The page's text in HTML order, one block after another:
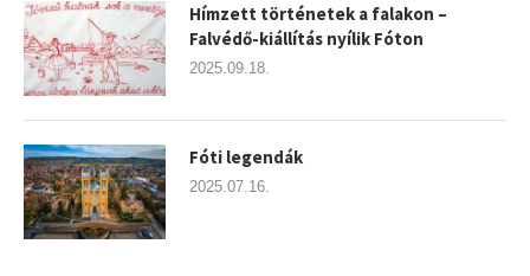
Hímzett történetek a falakon –
Falvédő-kiállítás nyílik Fóton
2025.09.18.
Fóti legendák
2025.07.16.